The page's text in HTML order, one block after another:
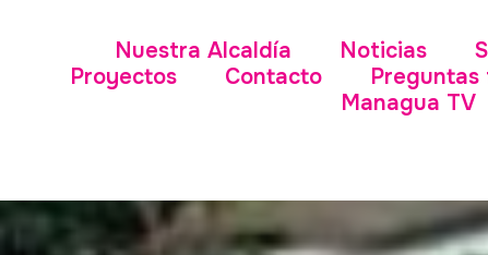
Nuestra Alcaldía Noticias
Proyectos
Contacto
Managua TV